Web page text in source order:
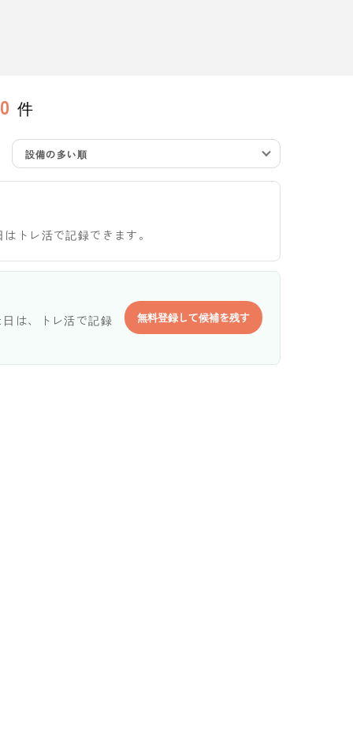
0 件
設備の多い順
トレ活で記録できます。
は、トレ活で記録
無料登録して候補を残す